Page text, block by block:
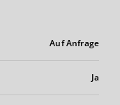
Auf Anfrage
Ja